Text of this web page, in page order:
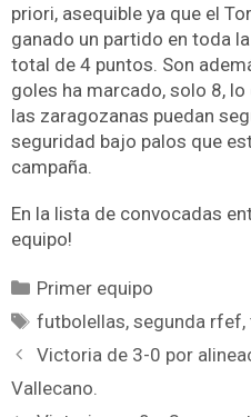
priori, asequible ya que el
ganado un partido en toda
total de 4 puntos. Son
goles ha marcado, solo 8,
las zaragozanas puedan
seguridad bajo palos que
campaña.
En la lista de convocadas
equipo!
Primer equipo
futbolellas,segunda rfef,
Victoria de 3-0 por
Vallecano.